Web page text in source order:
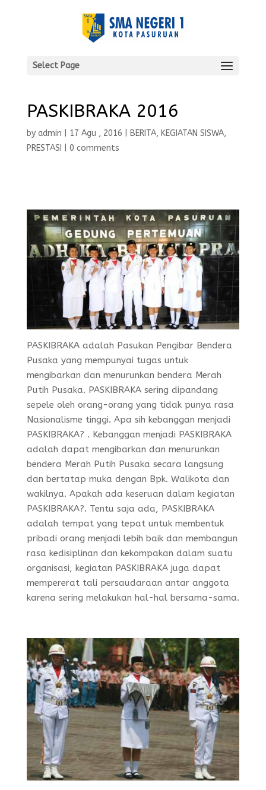
Select Page
PASKIBRAKA 2016
by admin 17 Agu , 2016 BERITA, KEGIATAN SISWA,
PRESTASI
0 comments
PASKIBRAKA adalah Pasukan Pengibar Bendera
Pusaka yang mempunyai tugas untuk
mengibarkan dan menurunkan bendera Merah
Putih Pusaka. PASKIBRAKA sering dipandang
sepele oleh orang-orang yang tidak punya rasa
Nasionalisme tinggi. Apa sih kebanggan menjadi
PASKIBRAKA? . Kebanggan menjadi PASKIBRAKA
adalah dapat mengibarkan dan menurunkan
bendera Merah Putih Pusaka secara langsung
dan bertatap muka dengan Bpk. Walikota dan
wakilnya. Apakah ada keseruan dalam kegiatan
PASKIBRAKA?. Tentu saja ada, PASKIBRAKA
adalah tempat yang tepat untuk membentuk
pribadi orang menjadi lebih baik dan membangun
rasa kedisiplinan dan kekompakan dalam suatu
organisasi, kegiatan PASKIBRAKA juga dapat
mempererat tali persaudaraan antar anggota
karena sering melakukan hal-hal bersama-sama.